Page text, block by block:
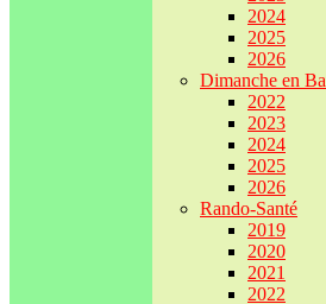
2024
2025
2026
Dimanche en
2022
2023
2024
2025
2026
Rando-Santé
2019
2020
2021
2022